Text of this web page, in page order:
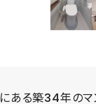
ある築34年のマ